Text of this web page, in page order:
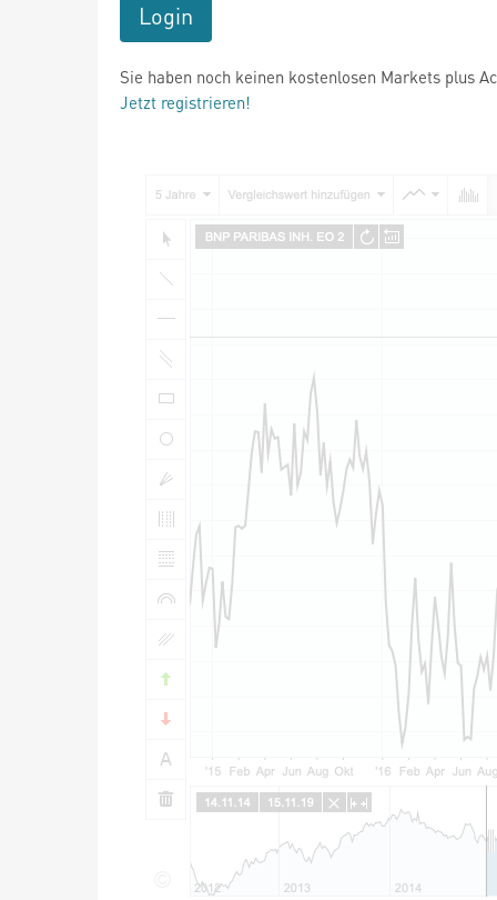
Login
Sie haben noch keinen kostenlosen Markets plus
Jetzt registrieren!